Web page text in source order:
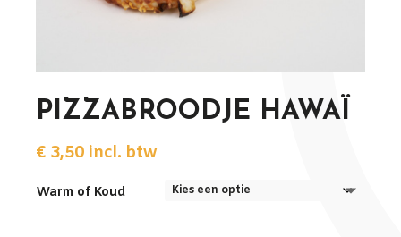
PIZZABROODJE HAWAÏ
€ 3,50 incl. btw
Warm of Koud